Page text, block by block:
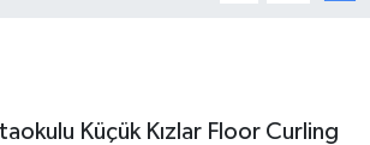
Küçük Kızlar Floor Curling